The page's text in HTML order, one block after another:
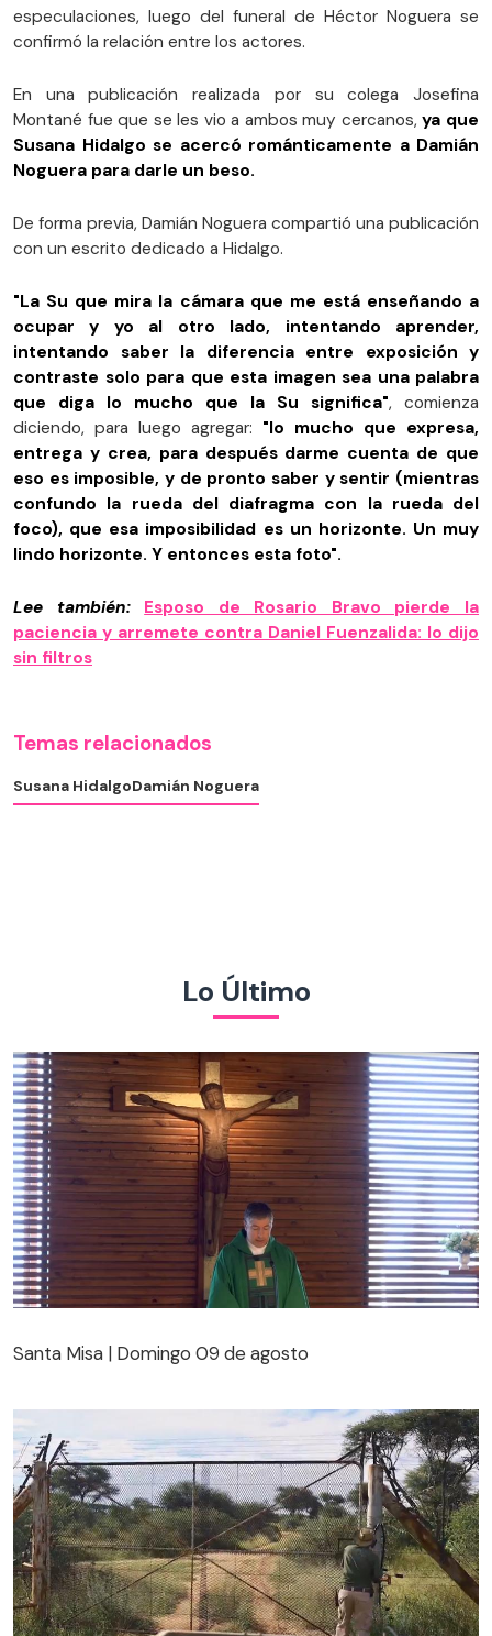
especulaciones, luego del funeral de Héctor Noguera se
confirmó la relación entre los actores.
En una publicación realizada por su colega Josefina
Montané fue que se les vio a ambos muy cercanos,ya que
Susana Hidalgo se acercó románticamente a Damián
Noguera para darle un beso.
De forma previa, Damián Noguera compartió una publicación
con un escrito dedicado a Hidalgo.
"La Su que mira la cámara que me está enseñando a
ocupar y yo al otro lado, intentando aprender,
intentando saber la diferencia entre exposición y
contraste solo para que esta imagen sea una palabra
que diga lo mucho que la Su significa", comienza
diciendo, para luego agregar: "lo mucho que expresa,
entrega y crea, para después darme cuenta de que
eso es imposible, y de pronto saber y sentir (mientras
confundo la rueda del diafragma con la rueda del
foco), que esa imposibilidad es un horizonte. Un muy
lindo horizonte. Y entonces esta foto".
Lee también:
Esposo de Rosario Bravo pierde la
paciencia y arremete contra Daniel Fuenzalida: lo dijo
sin filtros
Temas relacionados
Susana HidalgoDamián Noguera
Lo Último
Santa Misa | Domingo 09 de agosto